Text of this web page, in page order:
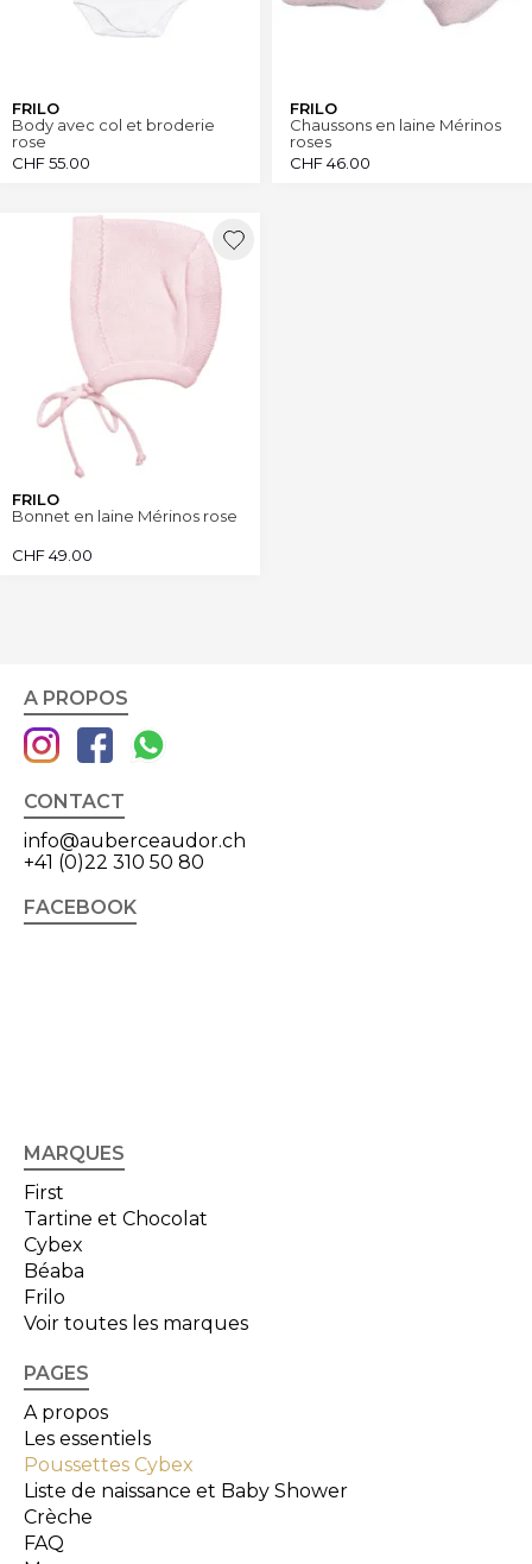
FRILO
Body avec col et broderie
rose
CHF55.00
FRILO
Chaussons en laine Mérinos
roses
CHF46.00
FRILO
Bonnet en laine Mérinos rose
CHF49.00
A PROPOS
CONTACT
info@auberceaudor.ch
+41 (0)22 310 50 80
FACEBOOK
MARQUES
First
Tartine et Chocolat
Cybex
Béaba
Frilo
Voir toutes les marques
PAGES
A propos
Les essentiels
Poussettes Cybex
Liste de naissance et Baby Shower
Crèche
FAQ